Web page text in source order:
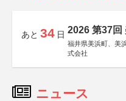
あと 34 日 2026 第37回
福井県美浜町、美
式会社
ニュース